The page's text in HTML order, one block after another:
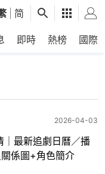
简
即時 熱榜 國際
2026-04-03
｜最新追劇日曆／播
係圖+角色簡介